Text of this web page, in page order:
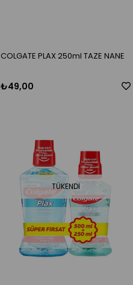
COLGATE PLAX 250ml TAZE NANE
₺49,00
TÜKENDI